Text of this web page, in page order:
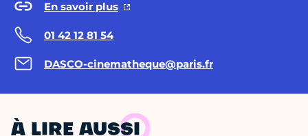
En savoir plus
01 42 12 81 54
DASCO-cinematheque@paris.fr
À LIRE AUSSI